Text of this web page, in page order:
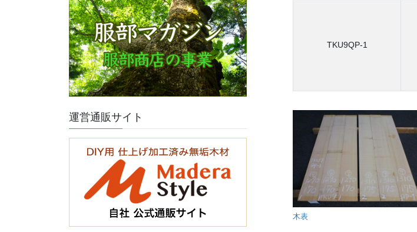
TKU9QP-1
木表
運営通販サイト